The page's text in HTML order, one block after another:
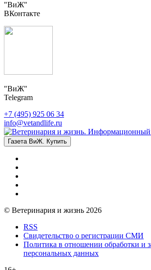
"ВиЖ"
ВКонтакте
"ВиЖ"
Telegram
+7 (495) 925 06 34
info@vetandlife.ru
Газета ВиЖ. Купить
© Ветеринария и жизнь 2026
RSS
Свидетельство о регистрации СМИ
Политика в отношении обработки и
персональных данных